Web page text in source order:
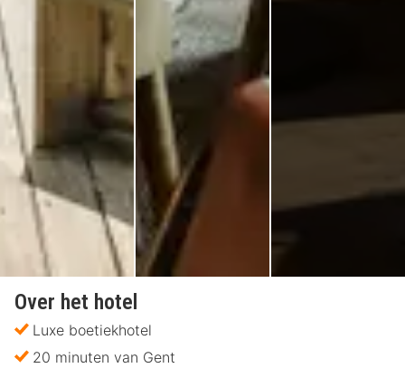
Over het hotel
Luxe boetiekhotel
20 minuten van Gent